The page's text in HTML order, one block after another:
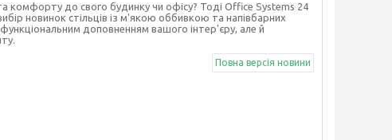
комфорту до свого будинку чи офісу? Тоді Office Systems 24
новинок стільців із м'якою оббивкою та напівбарних
функціональним доповненням вашого інтер'єру, але й
Повна версія новини